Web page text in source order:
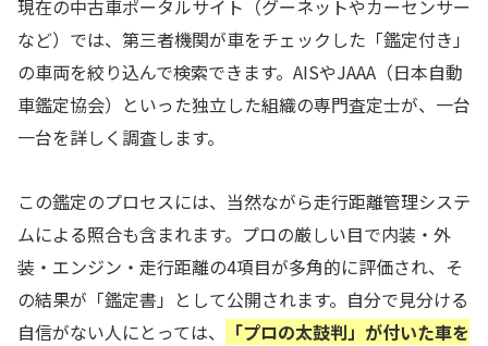
現在の中古車ポータルサイト（グーネットやカーセンサー
など）では、第三者機関が車をチェックした「鑑定付き」
の車両を絞り込んで検索できます。AISやJAAA（日本自動
車鑑定協会）といった独立した組織の専門査定士が、一台
一台を詳しく調査します。
この鑑定のプロセスには、当然ながら走行距離管理システ
ムによる照合も含まれます。プロの厳しい目で内装・外
装・エンジン・走行距離の4項目が多角的に評価され、そ
の結果が「鑑定書」として公開されます。自分で見分ける
自信がない人にとっては、
「プロの太鼓判」が付いた車を